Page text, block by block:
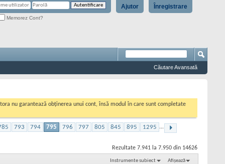
Înregistrare
Ajutor
Memorez Cont?
Căutare Avansată
nu garantează obținerea unui cont, însă modul în care sunt completate
793 794 795 796 797 805 845 895 1295 ...
Rezultate 7.941 la 7.950 din 14626
Instrumente subiect Afișează